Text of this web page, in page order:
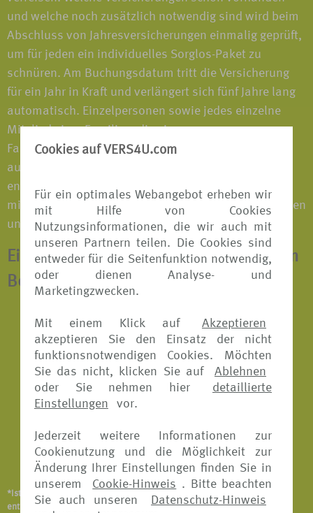
Cookies auf VERS4U.com
Für ein optimales Webangebot erheben wir
mit Hilfe von Cookies
Nutzungsinformationen, die wir auch mit
unseren Partnern teilen. Die Cookies sind
entweder für die Seitenfunktion notwendig,
oder dienen Analyse- und
Marketingzwecken.
Mit einem Klick auf
Akzeptieren
akzeptieren Sie den Einsatz der nicht
funktionsnotwendigen Cookies. Möchten
Sie das nicht, klicken Sie auf
Ablehnen
oder Sie nehmen hier
detaillierte
Einstellungen
vor.
Jederzeit weitere Informationen zur
Cookienutzung und die Möglichkeit zur
Änderung Ihrer Einstellungen finden Sie in
unserem
Cookie-Hinweis . Bitte beachten
Sie auch unseren
Datenschutz-Hinweis
und welche noch zusätzlich notwendig sind wird beim
Abschluss von Jahresversicherungen einmalig geprüft,
um für jeden ein individuelles Sorglos-Paket zu
schnüren. Am Buchungsdatum tritt die Versicherung
für ein Jahr in Kraft und verlängert sich fünf Jahre lang
automatisch. Einzelpersonen sowie jedes einzelne
Mitglied einer Familien, die eine
Familienversicherungen abgeschlossen haben, sind
auf jeder Reise, die mehr als 50km vom Wohnsitz
entfernt ist, versichert - im In- und Ausland; alleine,
mit der Familie oder einer Reisegruppe; bei Tagesreisen
und Langzeiturlauben.
Eine Jahresversicherung beinhaltet zum
Beispiel*:
Reiserücktritts-Versicherung
Reisekranken-Versicherung
Reiseabbruch-Versicherung
Reisegepäck-Versicherung
Reiseunfall-Versicherung
Notfallversicherung
*Ist abhängig vom Versicherungsangebot und Versicherer. Details
entnehmen Sie bitte den jeweiligen Versicherungsbedingungen.